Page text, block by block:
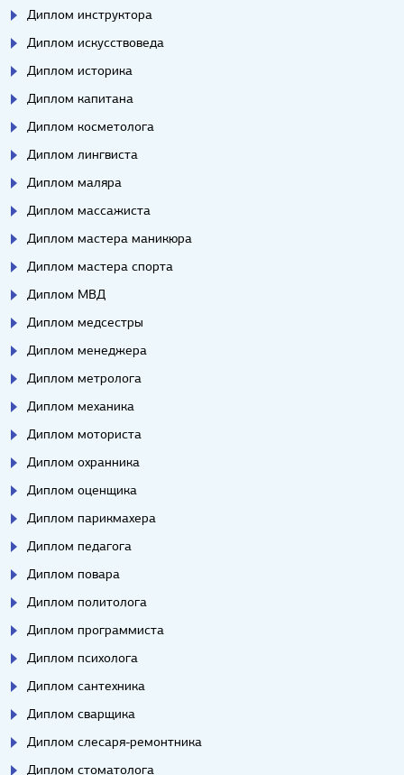
Диплом инструктора
Диплом искусствоведа
Диплом историка
Диплом капитана
Диплом косметолога
Диплом лингвиста
Диплом маляра
Диплом массажиста
Диплом мастера маникюра
Диплом мастера спорта
Диплом МВД
Диплом медсестры
Диплом менеджера
Диплом метролога
Диплом механика
Диплом моториста
Диплом охранника
Диплом оценщика
Диплом парикмахера
Диплом педагога
Диплом повара
Диплом политолога
Диплом программиста
Диплом психолога
Диплом сантехника
Диплом сварщика
Диплом слесаря-ремонтника
Диплом стоматолога